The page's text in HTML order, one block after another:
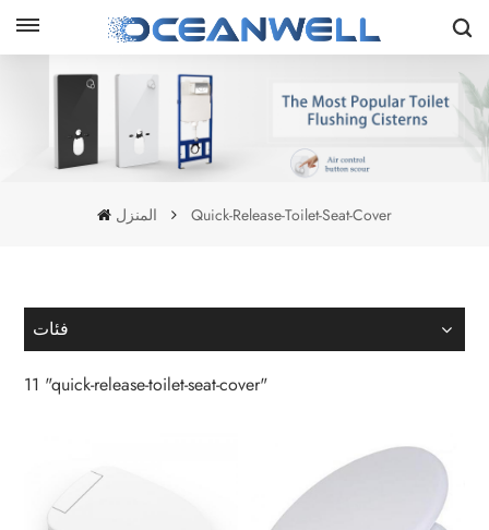
المنزل Quick-Release-Toilet-Seat-Cover
فئات
11 "quick-release-toilet-seat-cover"